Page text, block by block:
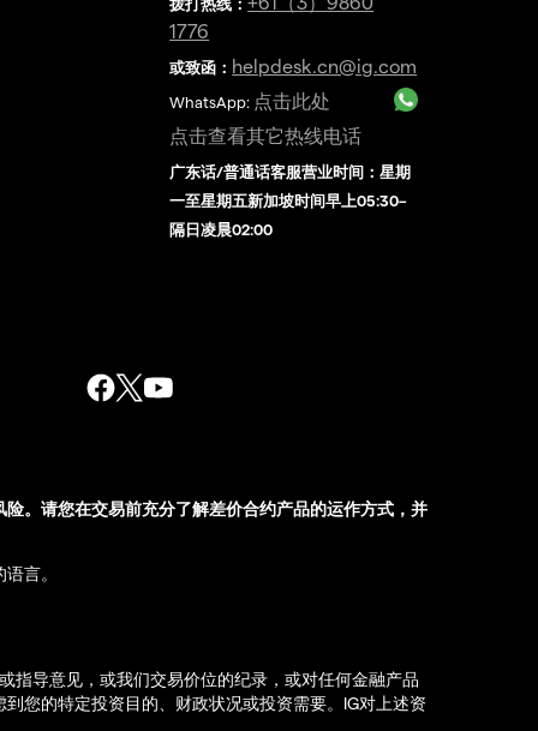
1776
或致函： helpdesk.cn@ig.com
WhatsApp: 点击此处
点击查看其它热线电话
广东话/普通话客服营业时间：星期
一至星期五新加坡时间早上05:30–
隔日凌晨02:00
。请您在交易前充分了解差价合约产品的运作方式，并
言。
指导意见，或我们交易价位的纪录，或对任何金融产品
您的特定投资目的、财政状况或投资需要。IG对上述资